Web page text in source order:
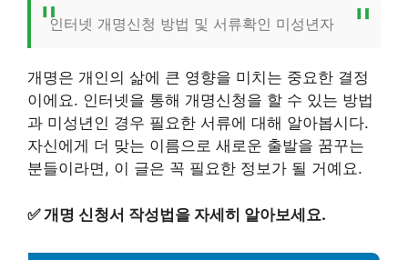
인터넷 개명신청 방법 및 서류확인 미성년자
개명은 개인의 삶에 큰 영향을 미치는 중요한 결정
이에요. 인터넷을 통해 개명신청을 할 수 있는 방법
과 미성년인 경우 필요한 서류에 대해 알아봅시다.
자신에게 더 맞는 이름으로 새로운 출발을 꿈꾸는
분들이라면, 이 글은 꼭 필요한 정보가 될 거예요.
✅개명 신청서 작성법을 자세히 알아보세요.